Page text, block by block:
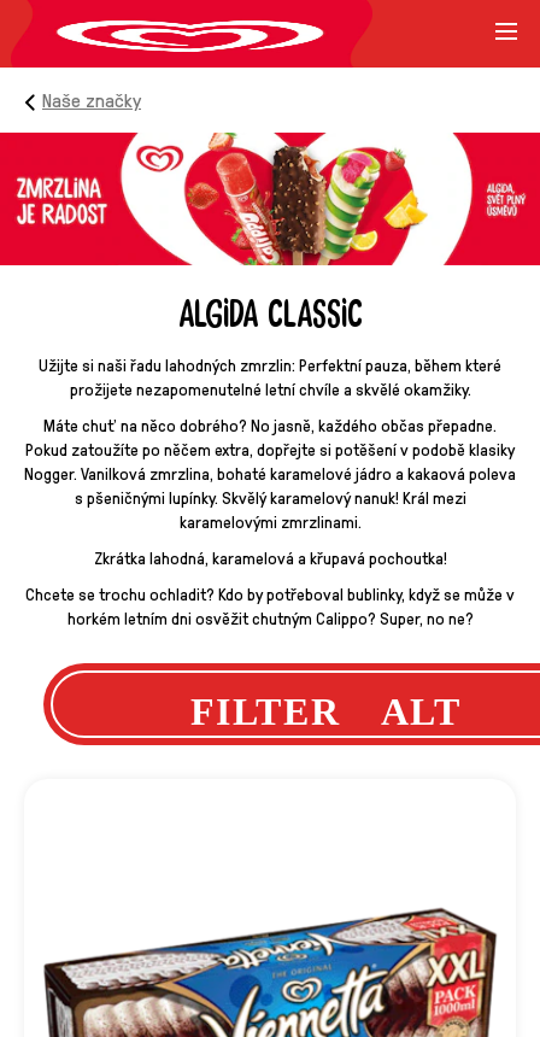
Naše značky
ALGIDA CLASSIC
Užijte si naši řadu lahodných zmrzlin: Perfektní pauza, během které
prožijete nezapomenutelné letní chvíle a skvělé okamžiky.
Máte chuť na něco dobrého? No jasně, každého občas přepadne.
Pokud zatoužíte po něčem extra, dopřejte si potěšení v podobě klasiky
Nogger. Vanilková zmrzlina, bohaté karamelové jádro a kakaová poleva
s pšeničnými lupínky. Skvělý karamelový nanuk! Král mezi
karamelovými zmrzlinami.
Zkrátka lahodná, karamelová a křupavá pochoutka!
Chcete se trochu ochladit? Kdo by potřeboval bublinky, když se může v
horkém letním dni osvěžit chutným Calippo? Super, no ne?